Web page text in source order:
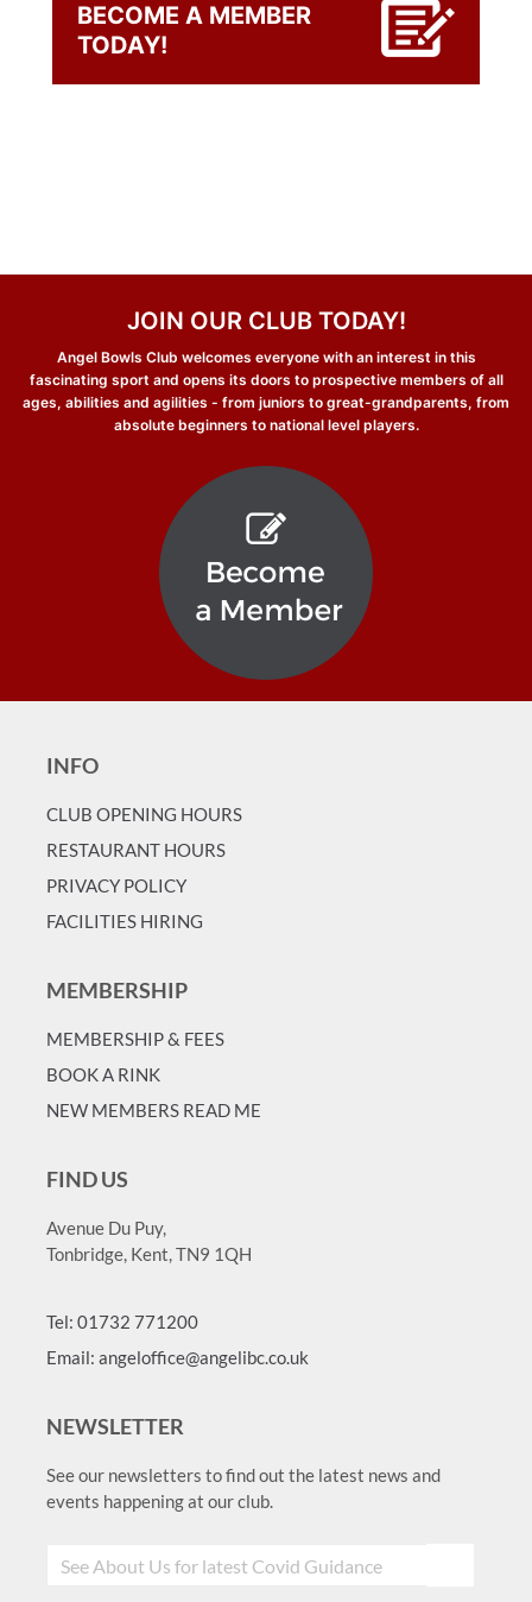
BECOME A MEMBER
TODAY!
JOIN OUR CLUB TODAY!
Angel Bowls Club welcomes everyone with an interest in this
fascinating sport and opens its doors to prospective members of all
ages, abilities and agilities - from juniors to great-grandparents, from
absolute beginners to national level players.
INFO
CLUB OPENING HOURS
RESTAURANT HOURS
PRIVACY POLICY
FACILITIES HIRING
MEMBERSHIP
MEMBERSHIP & FEES
BOOK A RINK
NEW MEMBERS READ ME
FIND US
Avenue Du Puy,
Tonbridge, Kent, TN9 1QH
Tel: 01732 771200
Email: angeloffice@angelibc.co.uk
NEWSLETTER
See our newsletters to find out the latest news and
events happening at our club.